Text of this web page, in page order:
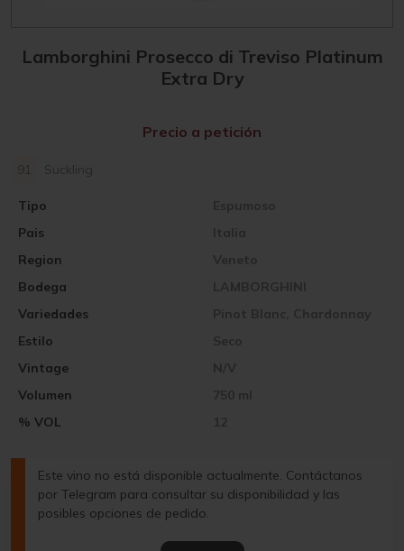
Lamborghini Prosecco di Treviso Platinum
Extra Dry
Suckling
Pais Italia
Vintage N/V
Region Veneto
Volumen 750 ml
Bodega LAMBORGHINI
% VOL 12
Variedades Pinot Blanc, Chardonnay
Tipo Espumoso
Estilo Seco
Precio a petición
Este vino no está disponible actualmente. Contáctanos
por Telegram para consultar su disponibilidad y las
posibles opciones de pedido.